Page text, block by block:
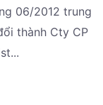
06/2012 trung
thành Cty CP